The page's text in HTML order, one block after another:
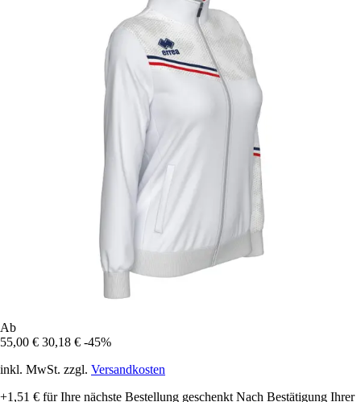
Ab
55,00 € 30,18 € -45%
inkl. MwSt. zzgl. Versandkosten
+1,51 € für Ihre nächste Bestellung geschenkt Nach Bestätigung Ihrer